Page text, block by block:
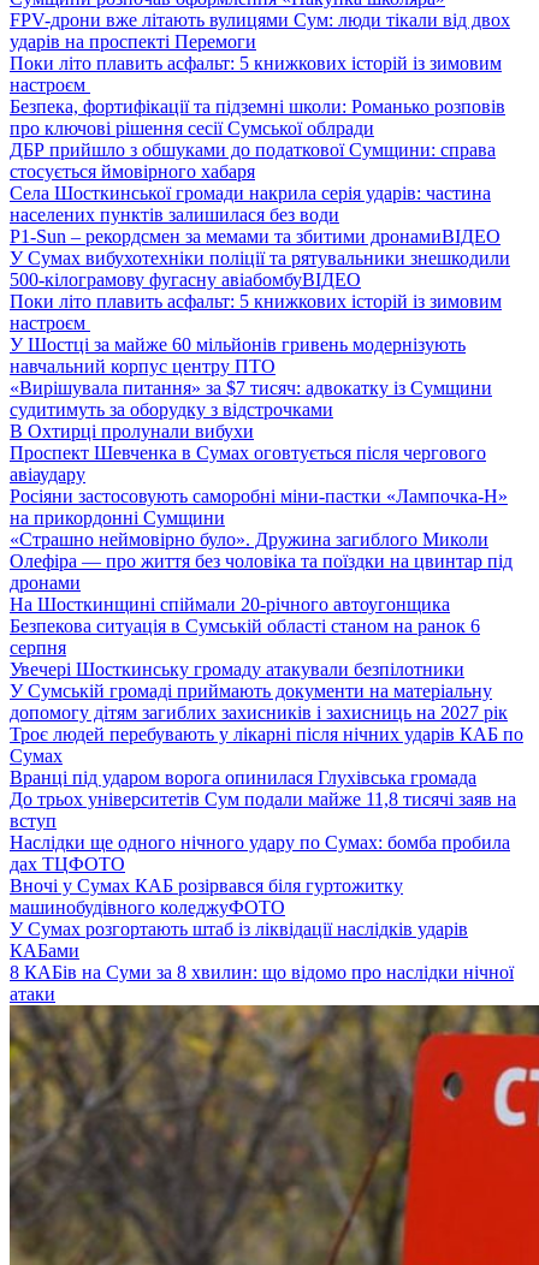
FPV-дрони вже літають вулицями Сум: люди тікали від двох
ударів на проспекті Перемоги
Поки літо плавить асфальт: 5 книжкових історій із зимовим
настроєм
Безпека, фортифікації та підземні школи: Романько розповів
про ключові рішення сесії Сумської облради
ДБР прийшло з обшуками до податкової Сумщини: справа
стосується ймовірного хабаря
Села Шосткинської громади накрила серія ударів: частина
населених пунктів залишилася без води
P1-Sun – рекордсмен за мемами та збитими дронамиВІДЕО
У Сумах вибухотехніки поліції та рятувальники знешкодили
500-кілограмову фугасну авіабомбуВІДЕО
Поки літо плавить асфальт: 5 книжкових історій із зимовим
настроєм
У Шостці за майже 60 мільйонів гривень модернізують
навчальний корпус центру ПТО
«Вирішувала питання» за $7 тисяч: адвокатку із Сумщини
судитимуть за оборудку з відстрочками
В Охтирці пролунали вибухи
Проспект Шевченка в Сумах оговтується після чергового
авіаудару
Росіяни застосовують саморобні міни-пастки «Лампочка-Н»
на прикордонні Сумщини
«Страшно неймовірно було». Дружина загиблого Миколи
Олефіра — про життя без чоловіка та поїздки на цвинтар під
дронами
На Шосткинщині спіймали 20-річного автоугонщика
Безпекова ситуація в Сумській області станом на ранок 6
серпня
Увечері Шосткинську громаду атакували безпілотники
У Сумській громаді приймають документи на матеріальну
допомогу дітям загиблих захисників і захисниць на 2027 рік
Троє людей перебувають у лікарні після нічних ударів КАБ по
Сумах
Вранці під ударом ворога опинилася Глухівська громада
До трьох університетів Сум подали майже 11,8 тисячі заяв на
вступ
Наслідки ще одного нічного удару по Сумах: бомба пробила
дах ТЦФОТО
Вночі у Сумах КАБ розірвався біля гуртожитку
машинобудівного коледжуФОТО
У Сумах розгортають штаб із ліквідації наслідків ударів
КАБами
8 КАБів на Суми за 8 хвилин: що відомо про наслідки нічної
атаки